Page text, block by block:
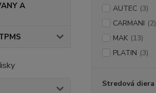
A
AUTEC (3)
CARMANI (2)
MAK (13)
PLATIN (3)
Stredová diera